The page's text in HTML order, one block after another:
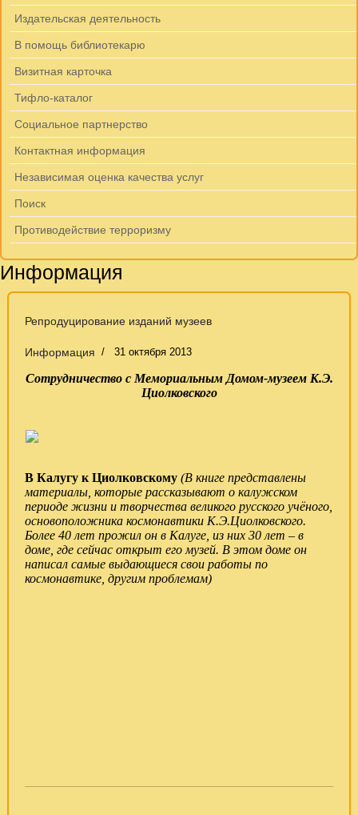
Издательская деятельность
В помощь библиотекарю
Визитная карточка
Тифло-каталог
Социальное партнерство
Контактная информация
Независимая оценка качества услуг
Поиск
Противодействие терроризму
Информация
Репродуцирование изданий музеев
Информация 31 октября 2013
Сотрудничество с Мемориальным Домом-музеем К.Э.
Циолковского
В Калугу к Циолковскому (В книге представлены
материалы, которые рассказывают о калужском
периоде жизни и творчества великого русского учёного,
основоположника космонавтики К.Э.Циолковского.
Более 40 лет прожил он в Калуге, из них 30 лет – в
доме, где сейчас открыт его музей. В этом доме он
написал самые выдающиеся свои работы по
космонавтике, другим проблемам)